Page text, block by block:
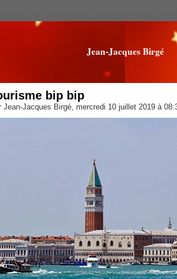
Jean-Jacques Birgé
bip bip
Jean-Jacques Birgé, mercredi 10 juillet 2019 à